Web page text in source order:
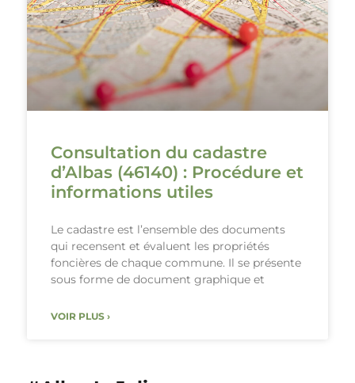
Consultation du cadastre
d’Albas (46140) : Procédure et
informations utiles
Le cadastre est l’ensemble des documents
qui recensent et évaluent les propriétés
foncières de chaque commune. Il se présente
sous forme de document graphique et
VOIR PLUS ›